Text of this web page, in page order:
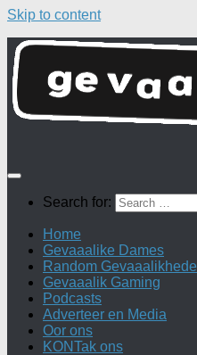
Skip to content
Search for:
Home
Gevaaalike Dames
Random Gevaaalikhede
Gevaaalik Gaming
Podcasts
Adverteer en Media
Oor ons
KONTak ons